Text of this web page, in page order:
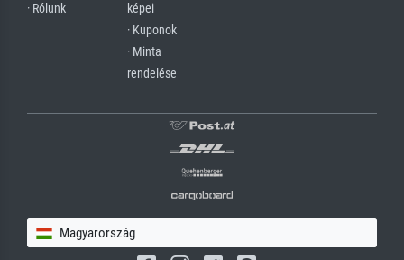
· Rólunk
képei
· Kuponok
· Minta
rendelése
Magyarország